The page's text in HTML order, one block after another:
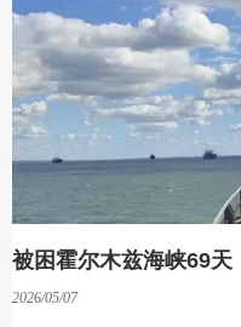
被困霍尔木兹海峡69
2026/05/07